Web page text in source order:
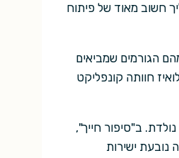
חשוב מאוד של פיתוח
הגורמים שמביאים
חוותה קונפליקט
ב"סיפור חייך",
ישירות